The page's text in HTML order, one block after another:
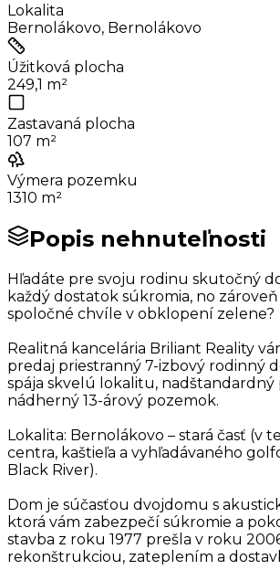
Lokalita
Bernolákovo, Bernolákovo
Úžitková plocha
249,1 m²
Zastavaná plocha
107 m²
Výmera pozemku
1310 m²
Popis nehnuteľnosti
Hľadáte pre svoju rodinu skutočný
každý dostatok súkromia, no
spoločné chvíle v obklopení zelene?
Realitná kancelária Briliant Reality
predaj priestranný 7-izbový rodinný
spája skvelú lokalitu, nadštandardný
nádherný 13-árový pozemok.
Lokalita: Bernolákovo – stará časť (v
centra, kaštieľa a vyhľadávaného
Black River).
Dom je súčasťou dvojdomu s
ktorá vám zabezpečí súkromie a
stavba z roku 1977 prešla v roku
rekonštrukciou, zateplením a